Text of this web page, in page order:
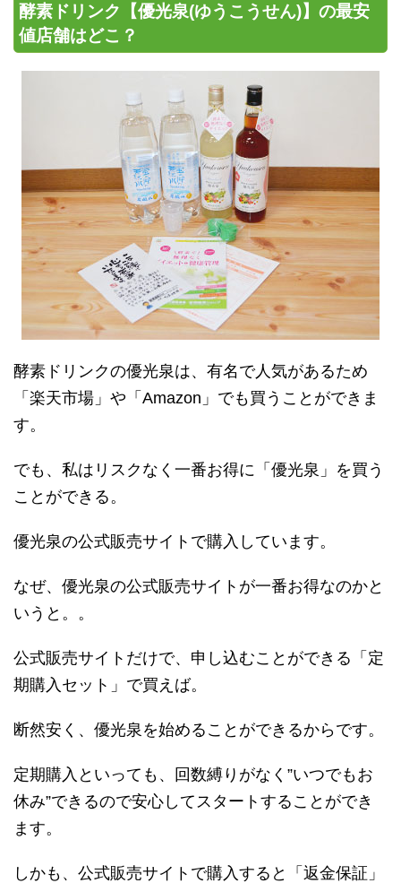
酵素ドリンク【優光泉(ゆうこうせん)】の最安
値店舗はどこ？
酵素ドリンクの優光泉は、有名で人気があるため
「楽天市場」や「Amazon」でも買うことができま
す。
でも、私はリスクなく一番お得に「優光泉」を買う
ことができる。
優光泉の公式販売サイトで購入しています。
なぜ、優光泉の公式販売サイトが一番お得なのかと
いうと。。
公式販売サイトだけで、申し込むことができる「定
期購入セット」で買えば。
断然安く、優光泉を始めることができるからです。
定期購入といっても、回数縛りがなく”いつでもお
休み”できるので安心してスタートすることができ
ます。
しかも、公式販売サイトで購入すると「返金保証」